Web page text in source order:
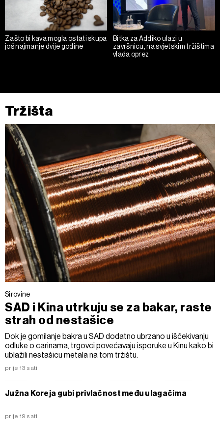
Zašto bi kava mogla ostati skupa
još najmanje dvije godine
Bitka za Addiko ulazi u
završnicu, na svjetskim tržištima
vlada oprez
Tržišta
Sirovine
SAD i Kina utrkuju se za bakar, raste
strah od nestašice
Dok je gomilanje bakra u SAD dodatno ubrzano u iščekivanju
odluke o carinama, trgovci povećavaju isporuke u Kinu kako bi
ublažili nestašicu metala na tom tržištu.
prije 13 sati
Južna Koreja gubi privlačnost među ulagačima
prije 19 sati